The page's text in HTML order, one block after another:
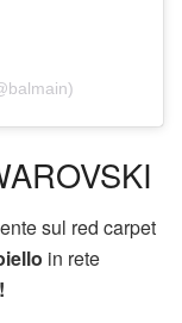
sul red carpet
in rete